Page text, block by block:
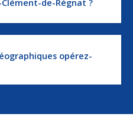
de-Régnat ?
opérez-